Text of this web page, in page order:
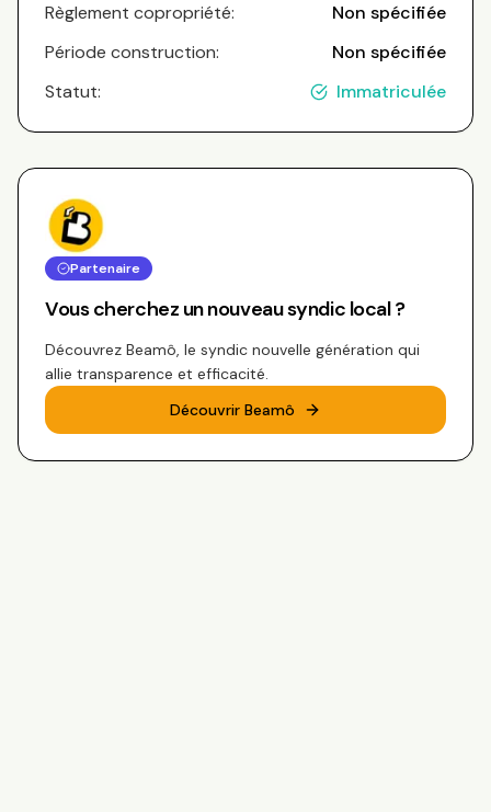
Règlement copropriété:
Non spécifiée
Période construction:
Non spécifiée
Statut:
Immatriculée
Partenaire
Vous cherchez un nouveau syndic local ?
Découvrez Beamô, le syndic nouvelle génération qui
allie transparence et efficacité.
Découvrir Beamô